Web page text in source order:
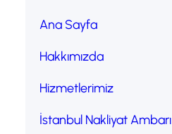
Ana Sayfa
Hakkımızda
Hizmetlerimiz
İstanbul Nakliyat Ambarı